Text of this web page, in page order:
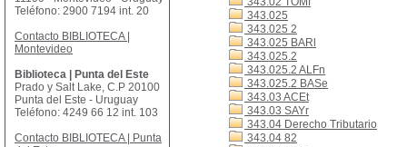
343.025
343.025 2
343.025 BARl
343.025.2
343.025.2 ALFn
343.025.2 BASe
343.03 ACEt
343.03 SAYr
343.04 Derecho Tributario
343.04 82
Teléfono: 2900 7194 int. 20
Contacto BIBLIOTECA |
Montevideo
Biblioteca | Punta del Este
Prado y Salt Lake, C.P 20100
Punta del Este - Uruguay
Teléfono: 4249 66 12 int. 103
Contacto BIBLIOTECA | Punta